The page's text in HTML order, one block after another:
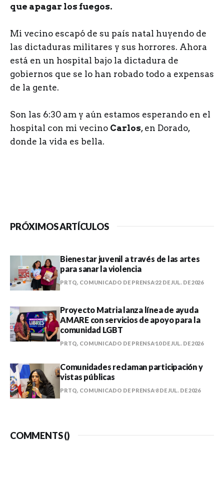
que apagar los fuegos.
Mi vecino escapó de su país natal huyendo de
las dictaduras militares y sus horrores. Ahora
está en un hospital bajo la dictadura de
gobiernos que se lo han robado todo a expensas
de la gente.
Son las 6:30 am y aún estamos esperando en el
hospital con mi vecino Carlos, en Dorado,
donde la vida es bella.
PRÓXIMOS ARTÍCULOS
Bienestar juvenil a través de las artes
para sanar la violencia
PRTQ, COMUNICADO DE PRENSA22 DE JUL. DE 2026
Proyecto Matria lanza línea de ayuda
AMARE con servicios de apoyo para la
comunidad LGBT
PRTQ, COMUNICADO DE PRENSA10 DE JUL. DE 2026
Comunidades reclaman participación y
vistas públicas
PRTQ, COMUNICADO DE PRENSA 8 DE JUL. DE 2026
COMMENTS ()